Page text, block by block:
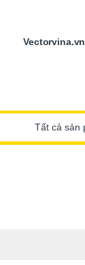
Vectorvina.vn